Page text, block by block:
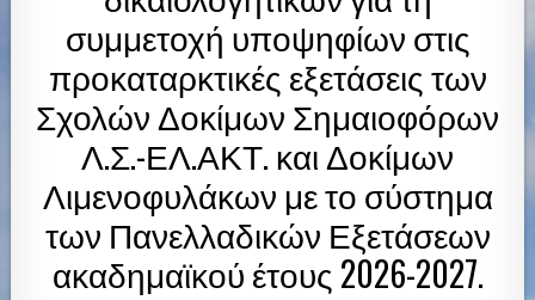
D
I
συμμετοχή υποψηφίων στις
προκαταρκτικές εξετάσεις των
Σχολών Δοκίμων Σημαιοφόρων
Λ.Σ.-ΕΛ.ΑΚΤ. και Δοκίμων
Λιμενοφυλάκων με το σύστημα
των Πανελλαδικών Εξετάσεων
ακαδημαϊκού έτους 2026-2027.